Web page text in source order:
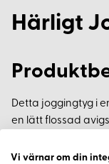
Härligt
Detta joggingtyg i
en lätt flossad
Vi värnar om din